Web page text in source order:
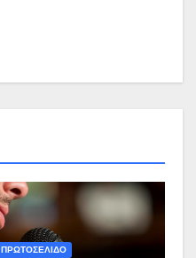
ΠΡΩΤΟΣΕΛΙΔΟ